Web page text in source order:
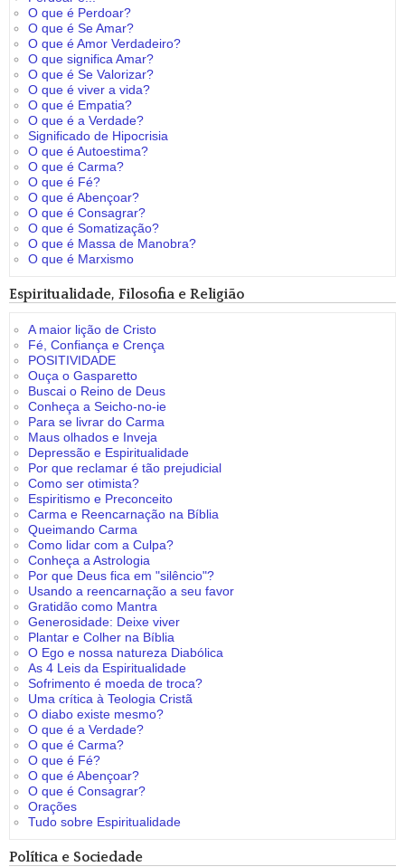
O que é Perdoar?
O que é Se Amar?
O que é Amor Verdadeiro?
O que significa Amar?
O que é Se Valorizar?
O que é viver a vida?
O que é Empatia?
O que é a Verdade?
Significado de Hipocrisia
O que é Autoestima?
O que é Carma?
O que é Fé?
O que é Abençoar?
O que é Consagrar?
O que é Somatização?
O que é Massa de Manobra?
O que é Marxismo
Espiritualidade, Filosofia e Religião
A maior lição de Cristo
Fé, Confiança e Crença
POSITIVIDADE
Ouça o Gasparetto
Buscai o Reino de Deus
Conheça a Seicho-no-ie
Para se livrar do Carma
Maus olhados e Inveja
Depressão e Espiritualidade
Por que reclamar é tão prejudicial
Como ser otimista?
Espiritismo e Preconceito
Carma e Reencarnação na Bíblia
Queimando Carma
Como lidar com a Culpa?
Conheça a Astrologia
Por que Deus fica em "silêncio"?
Usando a reencarnação a seu favor
Gratidão como Mantra
Generosidade: Deixe viver
Plantar e Colher na Bíblia
O Ego e nossa natureza Diabólica
As 4 Leis da Espiritualidade
Sofrimento é moeda de troca?
Uma crítica à Teologia Cristã
O diabo existe mesmo?
O que é a Verdade?
O que é Carma?
O que é Fé?
O que é Abençoar?
O que é Consagrar?
Orações
Tudo sobre Espiritualidade
Política e Sociedade